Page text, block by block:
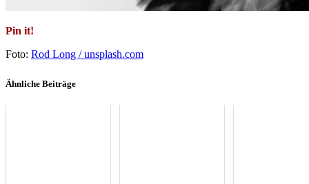
Pin it!
Foto: Rod Long / unsplash.com
Ähnliche Beiträge